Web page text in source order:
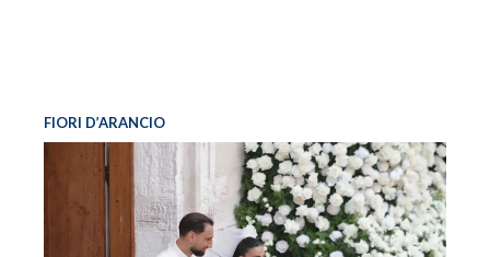
FIORI D’ARANCIO